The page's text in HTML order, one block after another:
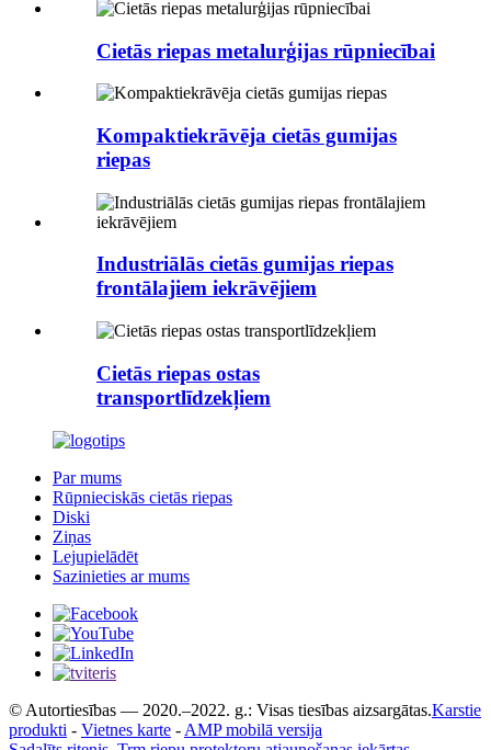
Cietās riepas metalurģijas rūpniecībai
Kompaktiekrāvēja cietās gumijas
riepas
Industriālās cietās gumijas riepas
frontālajiem iekrāvējiem
Cietās riepas ostas
transportlīdzekļiem
Par mums
Rūpnieciskās cietās riepas
Diski
Ziņas
Lejupielādēt
Sazinieties ar mums
© Autortiesības — 2020.–2022. g.: Visas tiesības aizsargātas.Karstie
produkti - Vietnes karte - AMP mobilā versija